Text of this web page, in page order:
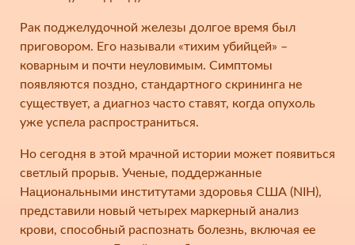
Рак поджелудочной железы долгое время был
приговором. Его называли «тихим убийцей» –
коварным и почти неуловимым. Симптомы
появляются поздно, стандартного скрининга не
существует, а диагноз часто ставят, когда опухоль
уже успела распространиться.
Но сегодня в этой мрачной истории может появиться
светлый прорыв. Ученые, поддержанные
Национальными институтами здоровья США (NIH),
представили новый четырех маркерный анализ
крови, способный распознать болезнь, включая ее